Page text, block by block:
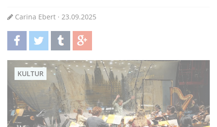
Carina Ebert · 23.09.2025
teilentwittern teilen teilen
KULTUR